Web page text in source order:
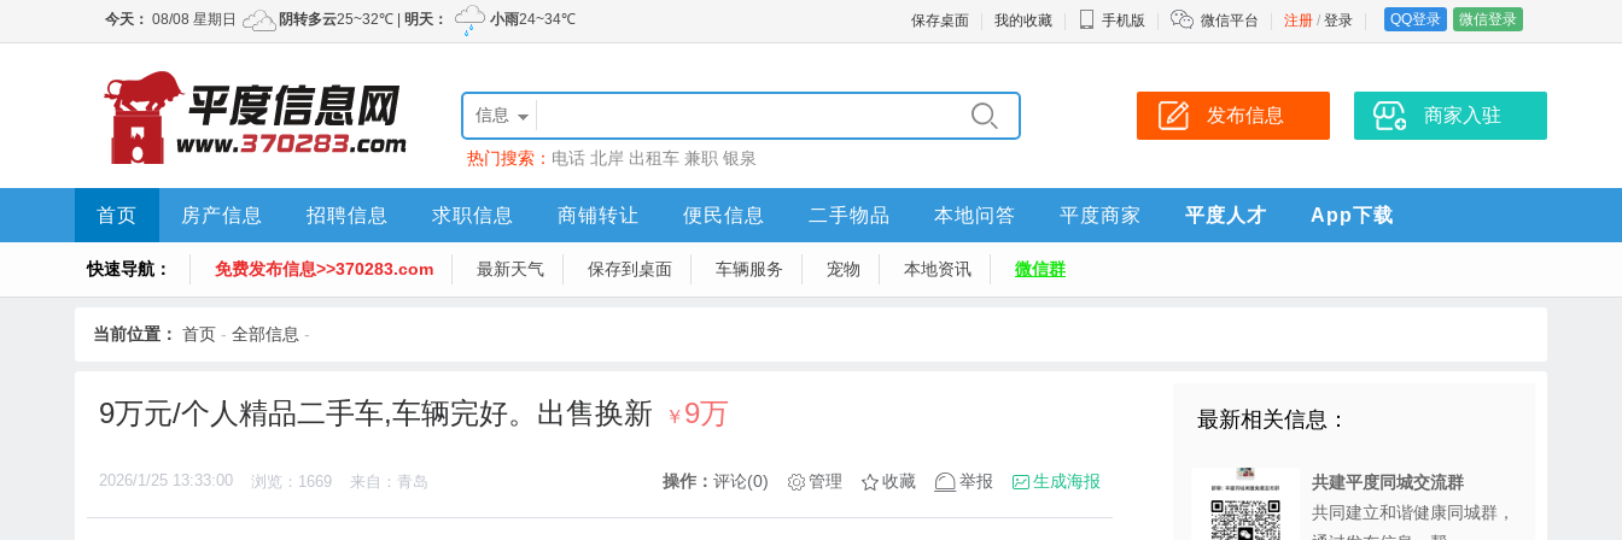
注册 / 登录 QQ登录 微信登录
保存桌面 我的收藏 手机版 微信平台
信息
热门搜索： 电话 北岸 出租车 兼职 银泉
发布信息 商家入驻
首页 房产信息 招聘信息 求职信息 商铺转让 便民信息 二手物品 本地问答 平度商家 平度人才 App下载
快速导航： 免费发布信息>>370283.com 最新天气 保存到桌面 车辆服务 宠物 本地资讯 微信群
当前位置： 首页 - 全部信息 -
9万元/个人精品二手车,车辆完好。出售换新 ￥ 9万
2026/1/25 13:33:00 浏览：1669 来自：青岛 操作： 评论(0) 管理 收藏 举报 生成海报
最新相关信息：
共建平度同城交流群
共同建立和谐健康同城群，